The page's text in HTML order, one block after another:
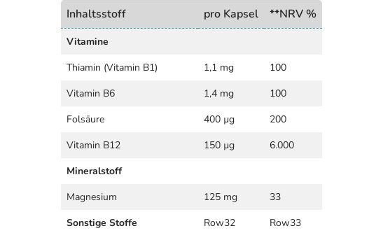
Inhaltsstoff pro Kapsel **NRV %
Vitamine
Thiamin (Vitamin B1)
1,1 mg
100
Vitamin B6
1,4 mg
100
Folsäure
400 µg
200
Vitamin B12
150 µg
6.000
Mineralstoff
Magnesium
125 mg
33
Sonstige Stoffe
Row32
Row33